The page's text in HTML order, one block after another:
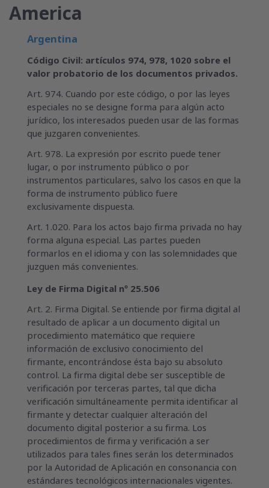
America
Argentina
Código Civil: artículos 974, 978, 1020 sobre el
valor probatorio de los documentos privados.
Art. 974. Cuando por este código, o por las leyes
especiales no se designe forma para algún acto
jurídico, los interesados pueden usar de las formas
que juzgaren convenientes.
Art. 978. La expresión por escrito puede tener
lugar, o por instrumento público o por
instrumentos particulares, salvo los casos en que la
forma de instrumento público fuere
exclusivamente dispuesta.
Art. 1.020. Para los actos bajo firma privada no hay
forma alguna especial. Las partes pueden
formarlos en el idioma y con las solemnidades que
juzguen más convenientes.
Ley de Firma Digital nº 25.506
Art. 2. Firma Digital. Se entiende por firma digital al
resultado de aplicar a un documento digital un
procedimiento matemático que requiere
información de exclusivo conocimiento del
firmante, encontrándose ésta bajo su absoluto
control. La firma digital debe ser susceptible de
verificación por terceras partes, tal que dicha
verificación simultáneamente permita identificar al
firmante y detectar cualquier alteración del
documento digital posterior a su firma. Los
procedimientos de firma y verificación a ser
utilizados para tales fines serán los determinados
por la Autoridad de Aplicación en consonancia con
estándares tecnológicos internacionales vigentes.